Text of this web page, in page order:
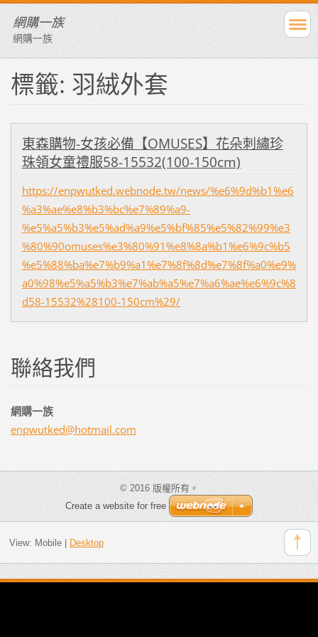
網購一族
網購一族
標籤: 羽絨外套
東森購物-女孩必備【OMUSES】花朵刺繡珍
珠領女童禮服58-15532(100-150cm)
https://enpwutked.webnode.tw/news/%e6%9d%b1%e6
%a3%ae%e8%b3%bc%e7%89%a9-
%e5%a5%b3%e5%ad%a9%e5%bf%85%e5%82%99%e3
%80%90omuses%e3%80%91%e8%8a%b1%e6%9c%b5
%e5%88%ba%e7%b9%a1%e7%8f%8d%e7%8f%a0%e9%
a0%98%e5%a5%b3%e7%ab%a5%e7%a6%ae%e6%9c%8
d58-15532%28100-150cm%29/
聯絡我們
網購一族
enpwutked@hotmail.com
© 2016 版權所有。
Create a website for free
View: Mobile| Desktop